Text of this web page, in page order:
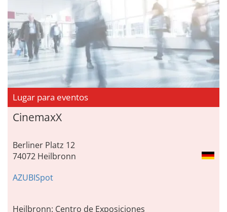
Lugar para eventos
CinemaxX
Berliner Platz 12
74072 Heilbronn
AZUBISpot
Heilbronn: Centro de Exposiciones